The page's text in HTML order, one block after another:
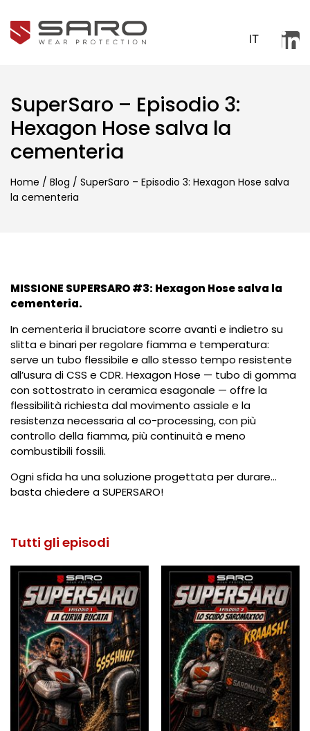
IT
SuperSaro – Episodio 3:
Hexagon Hose salva la
cementeria
Home / Blog / SuperSaro – Episodio 3: Hexagon Hose salva
la cementeria
MISSIONE SUPERSARO #3: Hexagon Hose salva la
cementeria.
In cementeria il bruciatore scorre avanti e indietro su
slitta e binari per regolare fiamma e temperatura:
serve un tubo flessibile e allo stesso tempo resistente
all’usura di CSS e CDR. Hexagon Hose — tubo di gomma
con sottostrato in ceramica esagonale — offre la
flessibilità richiesta dal movimento assiale e la
resistenza necessaria al co-processing, con più
controllo della fiamma, più continuità e meno
combustibili fossili.
Ogni sfida ha una soluzione progettata per durare…
basta chiedere a SUPERSARO!
Tutti gli episodi